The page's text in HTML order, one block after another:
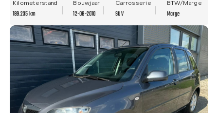
Kilometerstand
189.235 km
Bouwjaar
12-08-2010
Carrosserie
SUV
BTW/Marge
Marge